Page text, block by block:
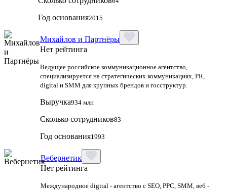
Год основания2015
Михайлов и Партнёры
Нет рейтинга
Ведущее российское коммуникационное агентство,
специализируется на стратегических коммуникациях, PR,
digital и SMM для крупных брендов и госструктур.
Выручка934 млн
Сколько сотрудников83
Год основания1993
Вебернетик
Нет рейтинга
Международное digital - агентство с SEO, PPC, SMM, веб -